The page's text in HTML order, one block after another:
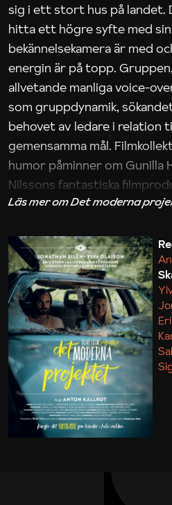
sig i ett stort hus på landet.
hitta ett högre syfte med sin
bekännelsekamera är med
energin är på topp.
allvetande manliga voice-
som gruppdynamik,
behovet av ledare i relation
gemensamma mål.
humor påminner om Gunilla
Nilssons fantastiska
iakttagelser om hur svårt
Maja Kekonius